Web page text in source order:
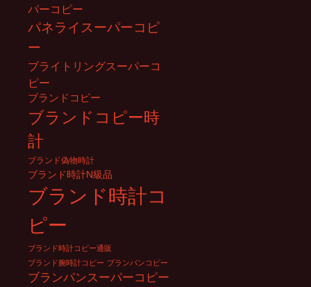
パーコピー
パネライスーパーコピ
ー
ブライトリングスーパーコ
ピー
ブランドコピー
ブランドコピー時
計
ブランド偽物時計
ブランド時計N級品
ブランド時計コ
ピー
ブランド時計コピー通販
ブランド腕時計コピー ブランパンコピー
ブランパンスーパーコピー